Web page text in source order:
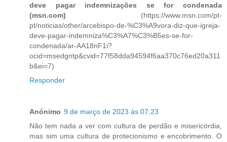
deve pagar indemnizações se for condenada
(msn.com) (https://www.msn.com/pt-
pt/noticias/other/arcebispo-de-%C3%A9vora-diz-que-igreja-
deve-pagar-indemniza%C3%A7%C3%B5es-se-for-
condenada/ar-AA18nF1i?
ocid=msedgntp&cvid=77f58dda94594f6aa370c76ed20a311
b&ei=7)
Responder
Anónimo 9 de março de 2023 às 07:23
Não tem nada a ver com cultura de perdão e misericórdia,
mas sim uma cultura de protecionismo e encobrimento. O